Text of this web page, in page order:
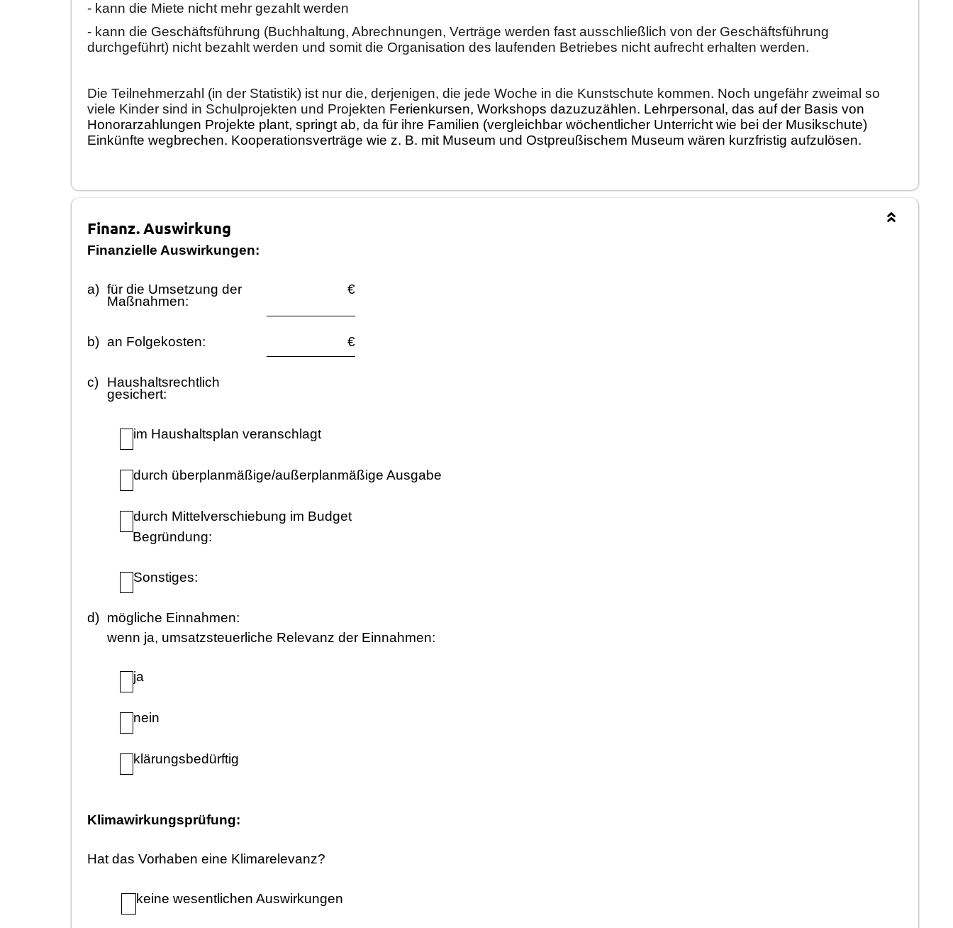
- kann die Miete nicht mehr gezahlt werden
- kann die Geschäftsführung (Buchhaltung, Abrechnungen, Verträge werden fast ausschließlich von der Geschäftsführung
durchgeführt) nicht bezahlt werden und somit die Organisation des laufenden Betriebes nicht aufrecht erhalten werden.
Die Teilnehmerzahl (in der Statistik) ist nur die, derjenigen, die jede Woche in die Kunstschute kommen. Noch ungefähr zweimal so
viele Kinder sind in Schul projekten und Projekten Ferienkursen, Workshops dazuzuzäh en. Lehrpersonal, das auf der Basis von
Honorarzahl ungen Projekte plant, springt ab, da für ihre Familien (vergleichbar wöchentlicher Unterricht wie bei der Musikschute)
Einkünfte wegbrechen. Kooperationsverträge wie z. B. mit Museum und Ostpreußischem Museum wären kurzfristig aufzulösen.
Finanz. Auswirkung
Finanzielle Auswirkungen:
a) für die Umsetzung der
Maßnahmen:
€
b) an Folgekosten: €
c)
Haushaltsrechtlich
gesichert:
im Haushaltsplan veranschlagt
durch überplanmäßige/außerplanmäßige Ausgabe
durch Mittelverschiebung im Budget
Begründung:
Sonstiges:
d) mögliche Einnahmen:
wenn ja, umsatzsteuerliche Relevanz der Einnahmen:
ja
nein
klärungsbedürftig
Klimawirkungsprüfung:
Hat das Vorhaben eine Klimarelevanz?
keine wesentlichen Auswirkungen